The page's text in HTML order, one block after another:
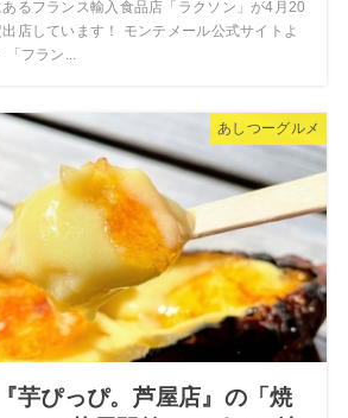
るフランス輸入食品店「ラクソン」が4月20
店しています！ モンテメール公式サイトよ
フラン...
あしつーグルメ
芋ぴっぴ。芦屋店』の「焼